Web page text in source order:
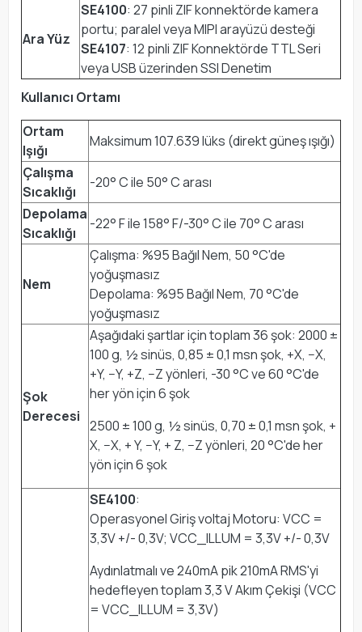
Ara Yüz
SE4100: 27 pinli ZIF konnektörde kamera
portu; paralel veya MIPI arayüzü desteği
SE4107: 12 pinli ZIF Konnektörde TTL Seri
veya USB üzerinden SSI Denetim
Kullanıcı Ortamı
Ortam
Işığı
Maksimum 107.639 lüks (direkt güneş ışığı)
Çalışma
Sıcaklığı
-20° C ile 50° C arası
Depolama
Sıcaklığı
-22° F ile 158° F/-30° C ile 70° C arası
Nem
Çalışma: %95 Bağıl Nem, 50 °C'de
yoğuşmasız
Depolama: %95 Bağıl Nem, 70 °C'de
yoğuşmasız
Şok
Derecesi
Aşağıdaki şartlar için toplam 36 şok: 2000 ±
100 g, ½ sinüs, 0,85 ± 0,1 msn şok, +X, −X,
+Y, −Y, +Z, −Z yönleri, -30 °C ve 60 °C'de
her yön için 6 şok
2500 ± 100 g, ½ sinüs, 0,70 ± 0,1 msn şok, +
X, −X, + Y, −Y, + Z, −Z yönleri, 20 °C'de her
yön için 6 şok
SE4100:
Operasyonel Giriş voltaj Motoru: VCC =
3,3V +/- 0,3V; VCC_ILLUM = 3,3V +/- 0,3V
Aydınlatmalı ve 240mA pik 210mA RMS'yi
hedefleyen toplam 3,3 V Akım Çekişi (VCC
= VCC_ILLUM = 3,3V)